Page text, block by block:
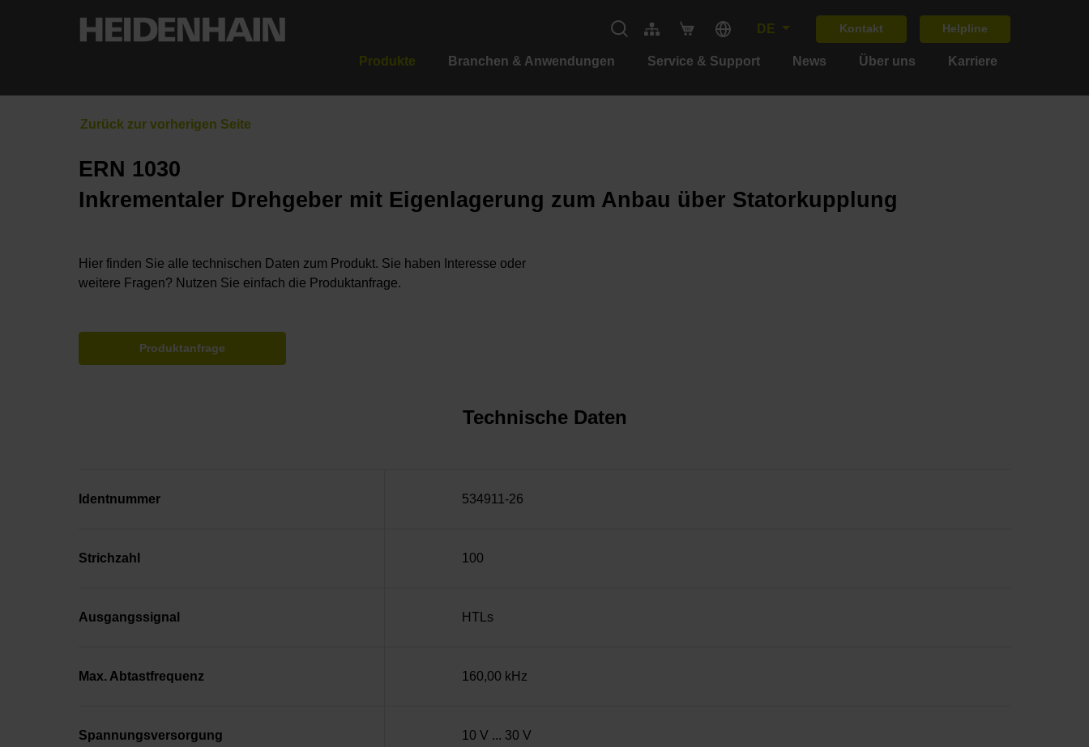
DE Kontakt Helpline
Produkte Branchen & Anwendungen Service & Support News Über uns Karriere
ERN 1030
Inkrementaler Drehgeber mit Eigenlagerung zum Anbau über Statorkupplung
Hier finden Sie alle technischen Daten zum Produkt. Sie haben Interesse oder
weitere Fragen? Nutzen Sie einfach die Produktanfrage.
Produktanfrage
Technische Daten
Identnummer 534911-26
Strichzahl 100
Ausgangssignal HTLs
Max. Abtastfrequenz 160,00 kHz
Spannungsversorgung 10 V ... 30 V